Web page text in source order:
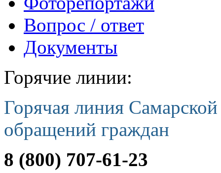
Вопрос / ответ
Документы
Горячие линии:
Горячая линия
обращений граждан
8 (800) 707-61-23